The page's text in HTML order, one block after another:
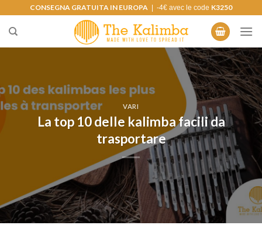
contenuti
CONSEGNA GRATUITA IN EUROPA | -4€ avec le code K3250
VARI
La top 10 delle kalimba facili da
trasportare